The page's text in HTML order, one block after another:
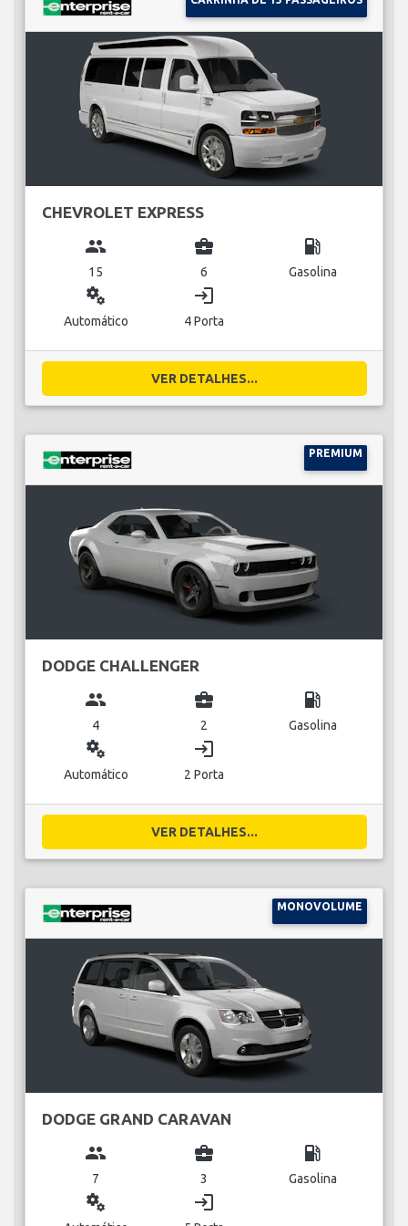
CHEVROLET EXPRESS
group
15
business_center
6
local_gas_station
Gasolina
miscellaneous_services
Automático
login
4 Porta
VER DETALHES...
PREMIUM
DODGE CHALLENGER
group
4
business_center
2
local_gas_station
Gasolina
miscellaneous_services
Automático
login
2 Porta
VER DETALHES...
MONOVOLUME
DODGE GRAND CARAVAN
group
7
business_center
3
local_gas_station
Gasolina
miscellaneous_services login